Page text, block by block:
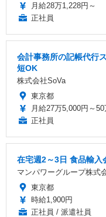
月給28万1,228円～
正社員
会計事務所の記帳代行
短OK
株式会社SoVa
東京都
月給27万5,000円～50
正社員
在宅週2～3日 食品輸入
マンパワーグループ株式
東京都
時給1,900円
正社員 / 派遣社員